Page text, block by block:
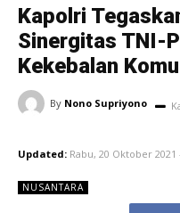
Kapolri
Sinergitas TNI-
Kekebalan
By Nono Supriyono
Updated: Rabu, 20 Oktober 2021
NUSANTARA